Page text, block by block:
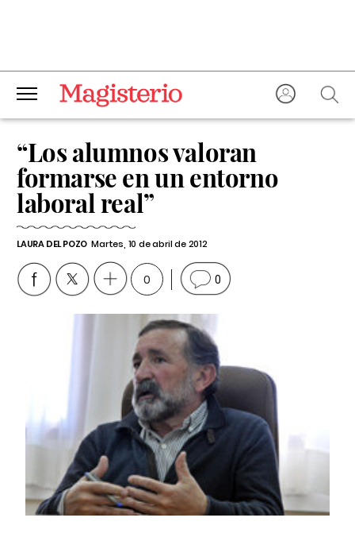
“Los alumnos valoran
formarse en un entorno
laboral real”
LAURA DEL POZO Martes, 10 de abril de 2012
0 0